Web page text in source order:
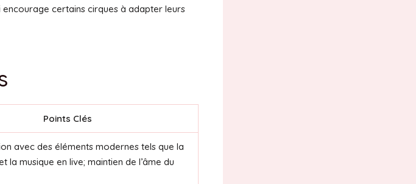
certains cirques à adapter leurs
Points Clés
avec des éléments modernes tels que la
la musique en live; maintien de l’âme du